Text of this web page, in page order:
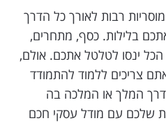
רבות לאורך כל הדרך
בלילות. כסף, מתחרים,
ינסו לטלטל אתכם. אולם,
צריכים ללמוד להתמודד
המלך או המלכה בה
שלכם עם מודל עסקי חכם